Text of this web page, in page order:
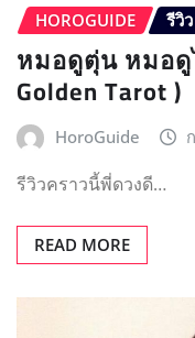
HOROGUIDE รีวิ
หมอดูตุ่น หมอดู
Golden Tarot )
HoroGuide
รีวิวคราวนี้พี่ดวงดี…
READ MORE